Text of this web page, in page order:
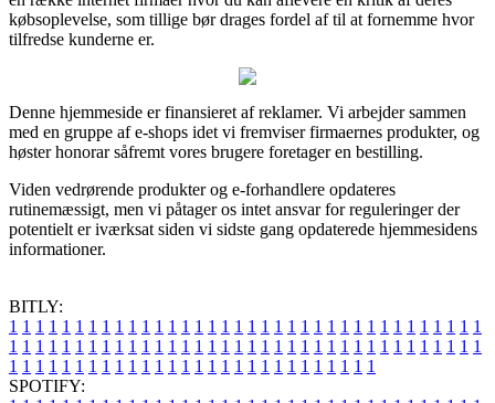
købsoplevelse, som tillige bør drages fordel af til at fornemme hvor
tilfredse kunderne er.
Denne hjemmeside er finansieret af reklamer. Vi arbejder sammen
med en gruppe af e-shops idet vi fremviser firmaernes produkter, og
høster honorar såfremt vores brugere foretager en bestilling.
Viden vedrørende produkter og e-forhandlere opdateres
rutinemæssigt, men vi påtager os intet ansvar for reguleringer der
potentielt er iværksat siden vi sidste gang opdaterede hjemmesidens
informationer.
BITLY:
1 1 1 1 1 1 1 1 1 1 1 1 1 1 1 1 1 1 1 1 1 1 1 1 1 1 1 1 1 1 1 1 1 1 1 1
1 1 1 1 1 1 1 1 1 1 1 1 1 1 1 1 1 1 1 1 1 1 1 1 1 1 1 1 1 1 1 1 1 1 1 1
1 1 1 1 1 1 1 1 1 1 1 1 1 1 1 1 1 1 1 1 1 1 1 1 1 1 1 1
SPOTIFY: